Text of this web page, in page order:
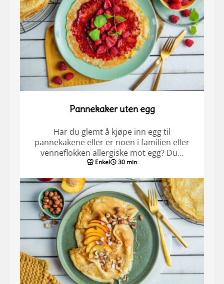
Pannekaker uten egg
Har du glemt å kjøpe inn egg til
pannekakene eller er noen i familien eller
venneflokken allergiske mot egg? Du…
Enkel 30 min